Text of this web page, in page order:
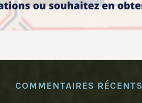
COMMENTAIRES RÉCENTS